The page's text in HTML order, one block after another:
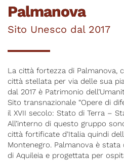
Palmanova
Sito Unesco dal 2017
La città fortezza di Palmanova,
città stellata per via delle sua
dal 2017 è Patrimonio
Sito transnazionale “Opere di
il XVII secolo: Stato di Terra –
All’interno di questo gruppo
città fortificate d’Italia quindi
Montenegro. Palmanova è
di Aquileia e progettata per